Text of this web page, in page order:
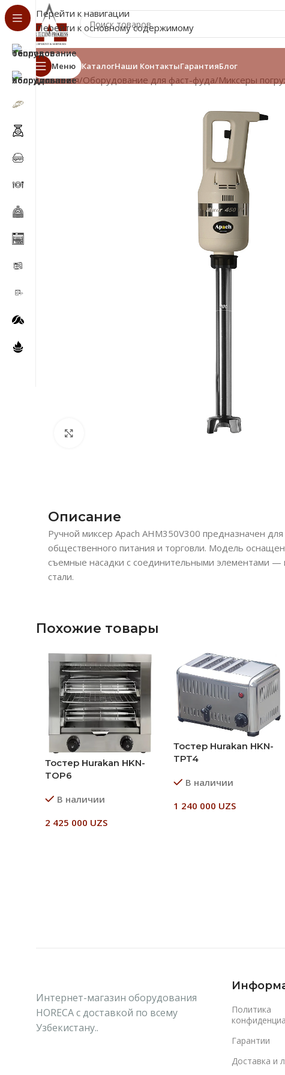
Перейти к навигации
Перейти к основному содержимому
Меню КаталогНаши КонтактыГарантияБлог
Главная/Оборудование для фаст-фуда/Миксеры
Описание
Ручной миксер Apach AHM350V300 предназначен
общественного питания и торговли. Модель
съемные насадки с соединительными элементами —
стали.
Похожие товары
Тостер Hurakan HKN-
TOP6
В наличии
2 425 000 UZS
Тостер Hurakan HKN-
TPT4
В наличии
1 240 000 UZS
Интернет-магазин оборудования
HORECA с доставкой по всему
Узбекистану..
Политика
Гарантии
Доставка и